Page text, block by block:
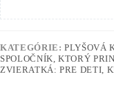
KATEGÓRIE:PLYŠOVÁ
SPOLOČNÍK, KTORÝ
ZVIERATKÁ: PRE DETI,